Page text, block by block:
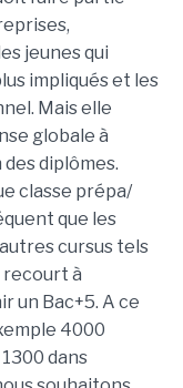
jeunes qui
impliqués et les
Mais elle
globale à
diplômes.
classe prépa/
que les
cursus tels
recourt à
un Bac+5. A ce
4000
dans